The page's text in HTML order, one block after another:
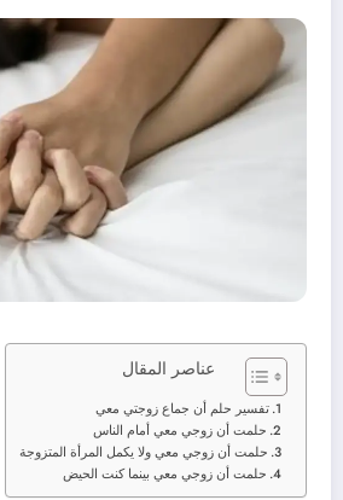
عناصر المقال
تفسير حلم أن جماع زوجتي معي
حلمت أن زوجي معي أمام الناس
حلمت أن زوجي معي ولا يكمل المرأة المتزوجة
حلمت أن زوجي معي بينما كنت الحيض